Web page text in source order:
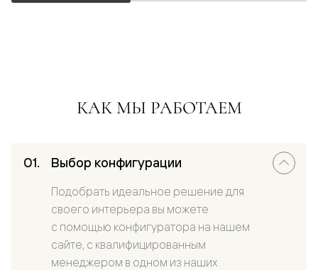
КАК МЫ РАБОТАЕМ
Выбор конфигурации
Подобрать идеальное решение для
своего интерьера вы можете
с помощью конфигуратора на нашем
сайте, с квалифицированным
менеджером в одном из наших